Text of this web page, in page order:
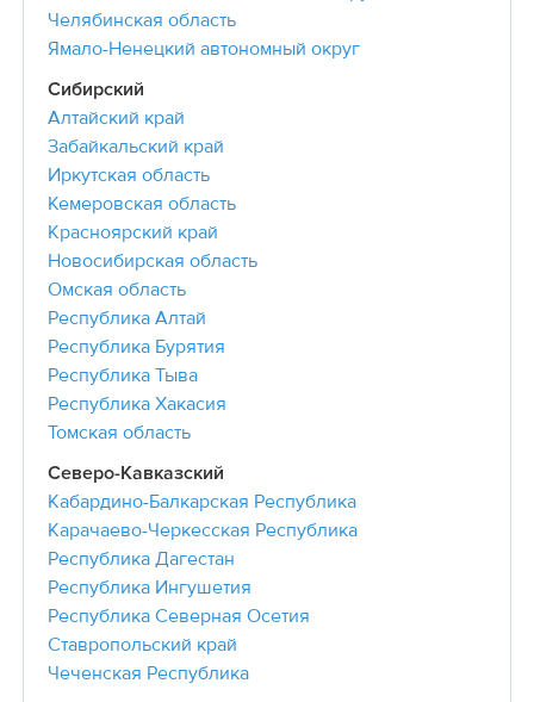
Челябинская область
Ямало-Ненецкий автономный округ
Сибирский
Алтайский край
Забайкальский край
Иркутская область
Кемеровская область
Красноярский край
Новосибирская область
Омская область
Республика Алтай
Республика Бурятия
Республика Тыва
Республика Хакасия
Томская область
Северо-Кавказский
Кабардино-Балкарская Республика
Карачаево-Черкесская Республика
Республика Дагестан
Республика Ингушетия
Республика Северная Осетия
Ставропольский край
Чеченская Республика